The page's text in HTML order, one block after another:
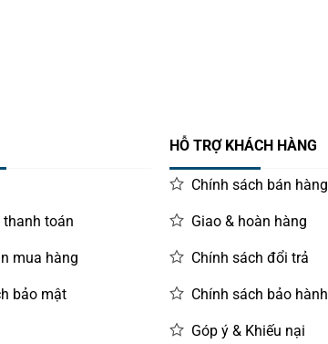
toán
mua hàng
bảo mật
HỖ TRỢ KHÁCH HÀNG
Chính sách bán hàng
Giao & hoàn hàng
Chính sách đổi trả
Chính sách bảo hành
Góp ý & Khiếu nại